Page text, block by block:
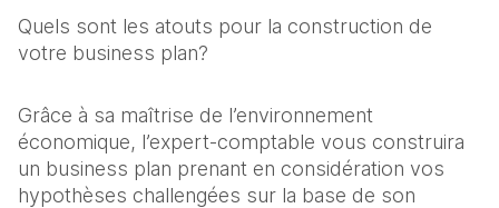
Quels sont les atouts pour la construction de
votre business plan?
Grâce à sa maîtrise de l’environnement
économique, l’expert-comptable vous construira
un business plan prenant en considération vos
hypothèses challengées sur la base de son